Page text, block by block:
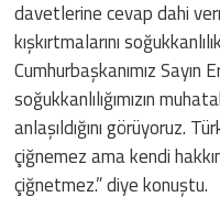
davetlerine cevap dahi
kışkırtmalarını
Cumhurbaşkanımız Sayın
soğukkanlılığımızın
anlaşıldığını görüyoruz.
çiğnemez ama kendi
çiğnetmez.” diye konuştu.